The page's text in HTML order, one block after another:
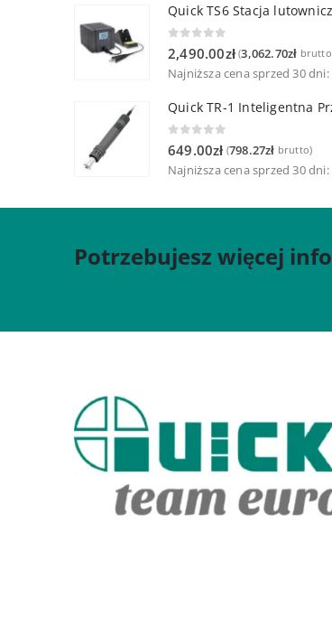
2,490.00zł (3,062.70zł
Najniższa cena sprzed 30 dni:
0 out of 5
649.00zł (798.27zł brutto)
Najniższa cena sprzed 30 dni:
Potrzebujesz więcej